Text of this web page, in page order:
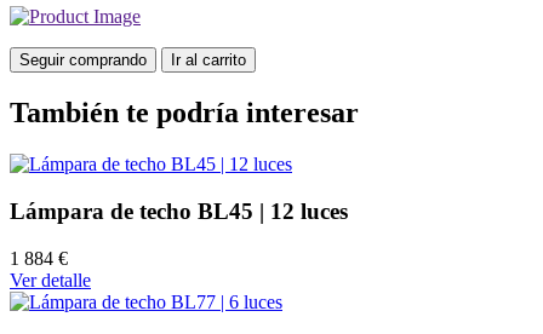
Seguir comprando Ir al carrito
También te podría interesar
Lámpara de techo BL45 | 12 luces
1 884 €
Ver detalle